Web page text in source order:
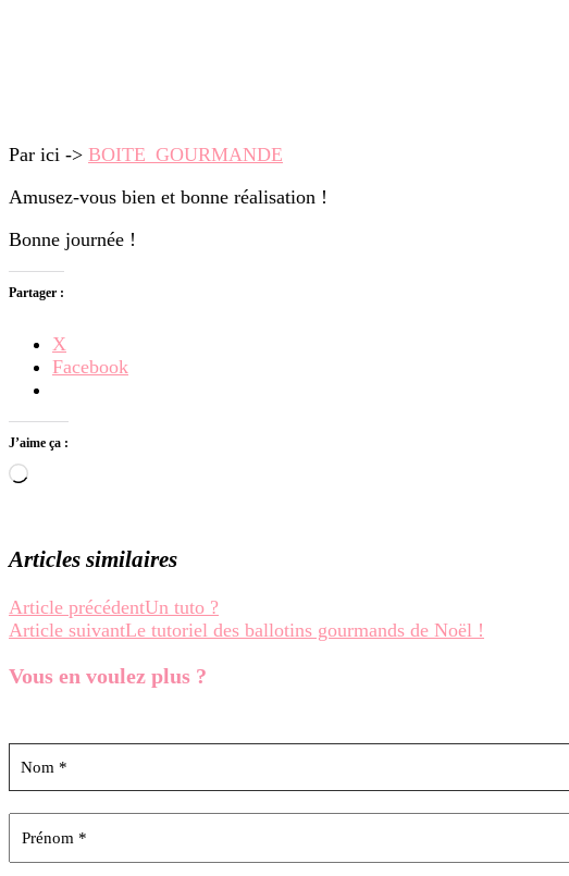
Par ici -> BOITE_GOURMANDE
Amusez-vous bien et bonne réalisation !
Bonne journée !
Partager :
X
Facebook
J’aime ça :
Chargement…
Articles similaires
Navigation
d’article
Article précédentUn tuto ?
Article suivantLe tutoriel des ballotins gourmands de Noël !
Vous en voulez plus ?